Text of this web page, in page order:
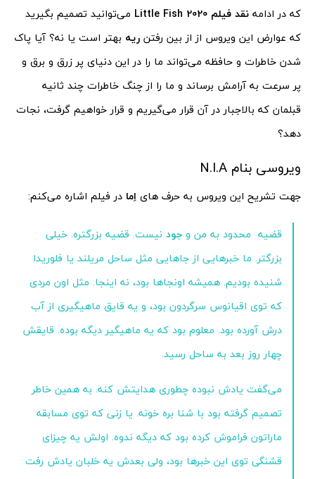
که در ادامه نقد فیلم 2020
می‌توانید تصمیم بگیرید
که عوارض این ویروس از از بین رفتن ریه بهتر است یا نه؟ آیا پاک
شدن خاطرات و حافظه می‌تواند ما را در این دنیای پر زرق و برق و
پر سرعت به آرامش برساند و ما را از چنگ خاطرات چند ثانیه
قبلمان که بالاجبار در آن قرار می‌گیریم و قرار خواهیم گرفت، نجات
دهد؟
ویروسی بنام N.I.A
جهت تشریح این ویروس به حرف های اِما در فیلم اشاره می‌کنم:
قضیه محدود به من و جود نیست. قضیه بزرگتره. خیلی
بزرگتر. ما خبرهایی از جاهایی مثل ساحل مریلند یا فلوریدا
شنیده بودیم. همیشه اونجاها بود، نه اینجا. مثل اون مردی
که توی اقیانوس سرگردون بود، و یه قایق ماهیگیری از آب
درش آورده بود. معلوم بود که یه ماهیگیر دیگه بوده. قایقش
چهار روز بعد به ساحل رسید.
می‌گفت یادش نبوده چطوری هدایتش کنه. به همین خاطر
تصمیم گرفته بود با شنا بره خونه. یا زنی که توی مسابقه
ماراتون فراموش کرده بود که دیگه ندوه. اولش یه چیزای
قشنگی توی این خبرها بود، ولی بعدش یه خلبان یادش رفت